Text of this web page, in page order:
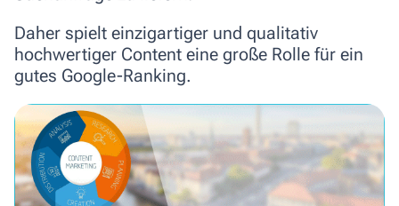
Daher spielt einzigartiger und qualitativ
hochwertiger Content eine große Rolle für ein
gutes Google-Ranking.